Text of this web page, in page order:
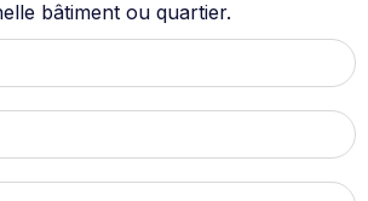
bâtiment ou quartier.